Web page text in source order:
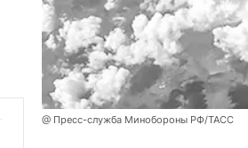
@ Пресс-служба Минобороны РФ/ТАСС